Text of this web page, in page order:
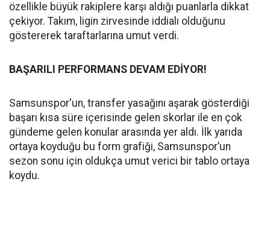
özellikle büyük rakiplere karşı aldığı puanlarla dikkat
çekiyor. Takım, ligin zirvesinde iddialı olduğunu
göstererek taraftarlarına umut verdi.
BAŞARILI PERFORMANS DEVAM EDİYOR!
Samsunspor'un, transfer yasağını aşarak gösterdiği
başarı kısa süre içerisinde gelen skorlar ile en çok
gündeme gelen konular arasında yer aldı. İlk yarıda
ortaya koyduğu bu form grafiği, Samsunspor’un
sezon sonu için oldukça umut verici bir tablo ortaya
koydu.